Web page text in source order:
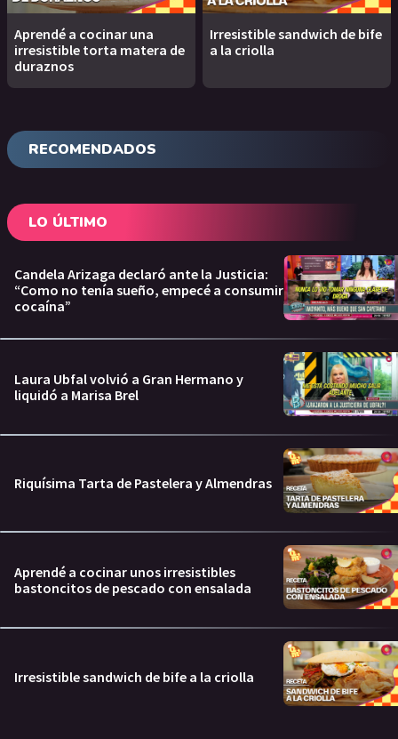
Aprendé a cocinar una
irresistible torta matera de
duraznos
Irresistible sandwich de bife
a la criolla
RECOMENDADOS
LO ÚLTIMO
Candela Arizaga declaró ante la Justicia:
“Como no tenía sueño, empecé a consumir
cocaína”
Laura Ubfal volvió a Gran Hermano y
liquidó a Marisa Brel
Riquísima Tarta de Pastelera y Almendras
Aprendé a cocinar unos irresistibles
bastoncitos de pescado con ensalada
Irresistible sandwich de bife a la criolla